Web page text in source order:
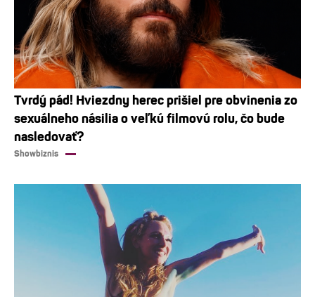
Tvrdý pád! Hviezdny herec prišiel pre obvinenia zo
sexuálneho násilia o veľkú filmovú rolu, čo bude
nasledovať?
Showbiznis